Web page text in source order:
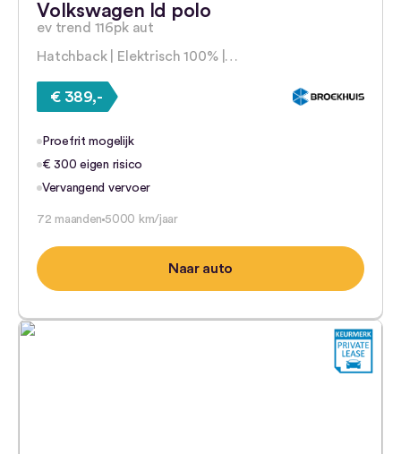
Volkswagen Id polo
ev trend 116pk aut
Hatchback | Elektrisch 100% |…
€ 389,-
Proefrit mogelijk
€ 300 eigen risico
Vervangend vervoer
72 maanden 5000 km/jaar
Naar auto